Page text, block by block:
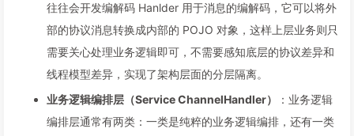
往往会开发编解码 Hanlder 用于消息的编解码，它可以将外
部的协议消息转换成内部的 POJO 对象，这样上层业务则只
需要关心处理业务逻辑即可，不需要感知底层的协议差异和
线程模型差异，实现了架构层面的分层隔离。
业务逻辑编排层（Service ChannelHandler）
：业务逻辑
编排层通常有两类：一类是纯粹的业务逻辑编排，还有一类